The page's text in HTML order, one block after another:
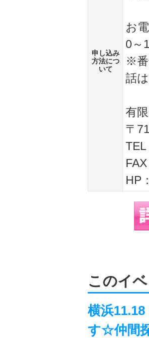
申し込み
方法につ
いて
お
0～
※番
話
有
〒
HP
このイ
横浜
す☆仲間